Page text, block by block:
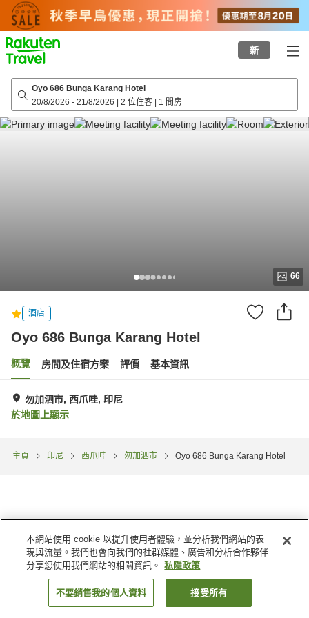
to
top
page
新
Oyo 686 Bunga Karang Hotel
20/8/2026 - 21/8/2026 | 2 位住客 | 1 間房
66
酒店
Oyo 686 Bunga Karang Hotel
概覽 房間及住宿方案 評價 基本資訊
勿加泗市, 西爪哇, 印尼
於地圖上顯示
主頁 印尼 西爪哇 勿加泗市 Oyo 686 Bunga Karang Hotel
找客房
本網站使用 cookie 以提升使用者體驗，並分析我們網站的表
現與流量。我們也會向我們的社群媒體、廣告和分析合作夥伴
分享您使用我們網站的相關資訊。
私隱政策
不要銷售我的個人資料 接受所有